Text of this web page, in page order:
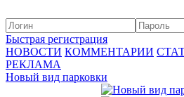
Быстрая регистрация
НОВОСТИ КОММЕНТАРИИ
РЕКЛАМА
Новый вид парковки